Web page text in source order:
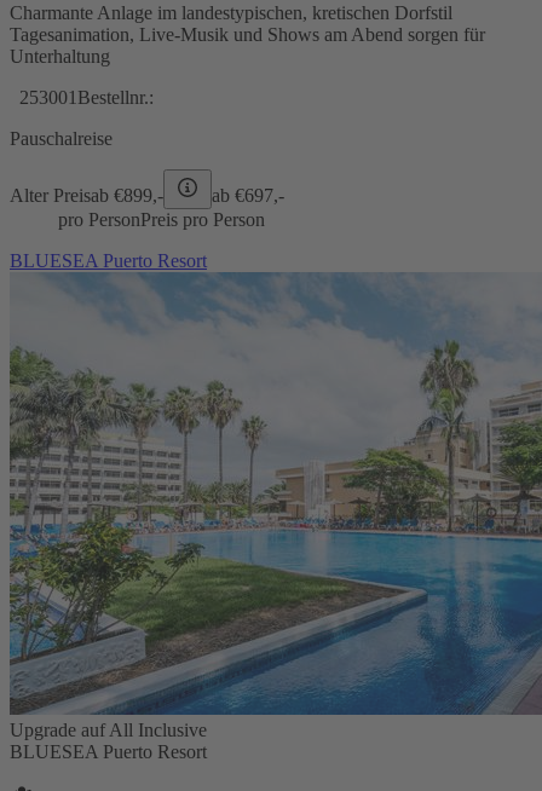
Charmante Anlage im landestypischen, kretischen Dorfstil
Tagesanimation, Live-Musik und Shows am Abend sorgen für
Unterhaltung
253001 Bestellnr.:
Pauschalreise
Alter Preisab €899,- ab €697,-
pro PersonPreis pro Person
BLUESEA Puerto Resort
Upgrade auf All Inclusive
BLUESEA Puerto Resort